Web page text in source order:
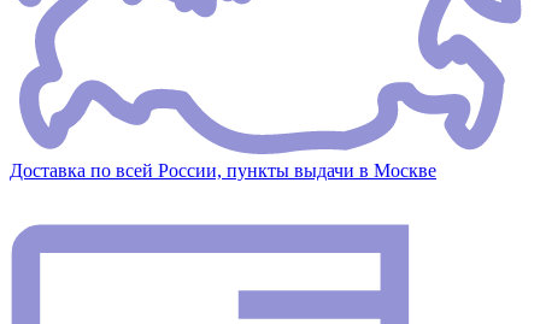
Доставка по всей России, пункты выдачи в Москве